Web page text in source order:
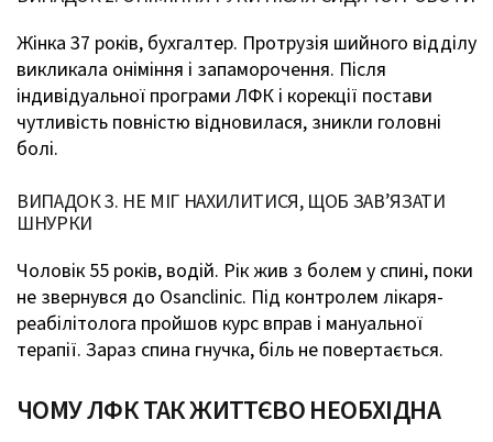
Жінка 37 років, бухгалтер. Протрузія шийного відділу
викликала оніміння і запаморочення. Після
індивідуальної програми ЛФК і корекції постави
чутливість повністю відновилася, зникли головні
болі.
ВИПАДОК 3. НЕ МІГ НАХИЛИТИСЯ, ЩОБ ЗАВ’ЯЗАТИ
ШНУРКИ
Чоловік 55 років, водій. Рік жив з болем у спині, поки
не звернувся до Osanclinic. Під контролем лікаря-
реабілітолога пройшов курс вправ і мануальної
терапії. Зараз спина гнучка, біль не повертається.
ЧОМУ ЛФК ТАК ЖИТТЄВО НЕОБХІДНА